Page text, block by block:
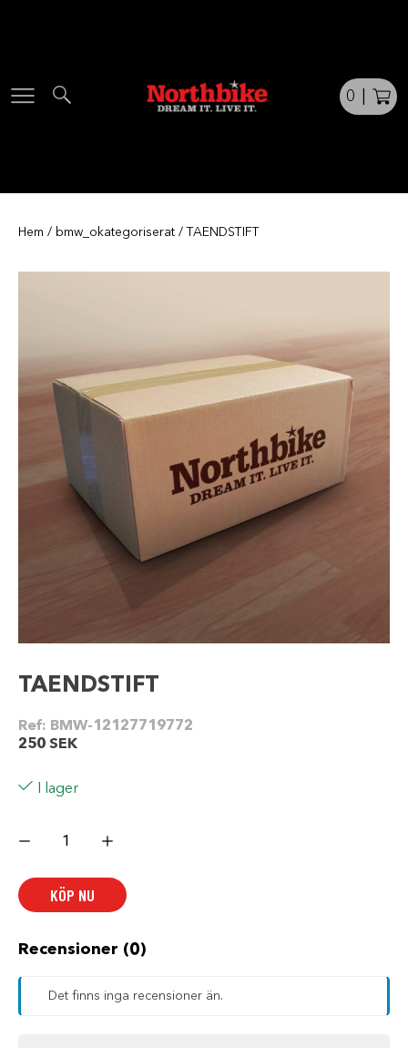
0
Hem / bmw_okategoriserat / TAENDSTIFT
TAENDSTIFT
Ref: BMW-12127719772
250 SEK
I lager
mängd
KÖP NU
Recensioner (0)
Det finns inga recensioner än.